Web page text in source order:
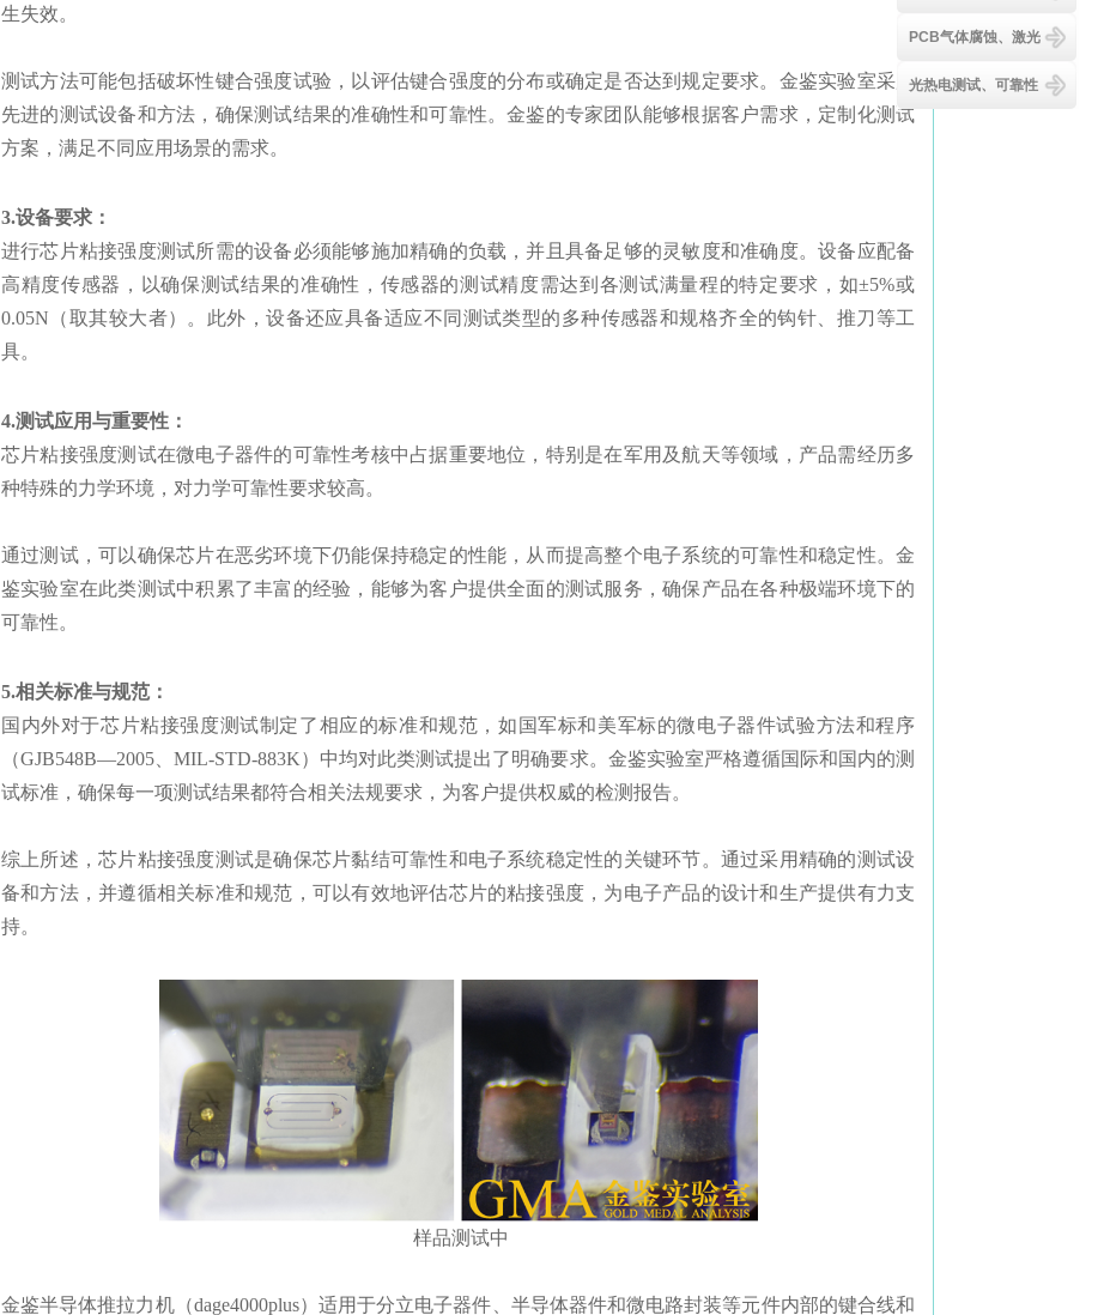
生失效。
测试方法可能包括破坏性键合强度试验，以评估键合强度的分布或确定是否达到规定要求。 金鉴实验室采用
先进的测试设备和方法，确保测试结果的准确性和可靠性。金鉴的专家团队能够根据客户需求，定制化测试
方案，满足不同应用场景的需求。
3.设备要求：
进行芯片粘接强度测试所需的设备必须能够施加精确的负载，并且具备足够的灵敏度和准确度。设备应配备
高精度传感器，以确保测试结果的准确性，传感器的测试精度需达到各测试满量程的特定要求，如±5%或
0.05N（取其较大者）。此外，设备还应具备适应不同测试类型的多种传感器和规格齐全的钩针、推刀等工
具。
4.测试应用与重要性：
芯片粘接强度测试在微电子器件的可靠性考核中占据重要地位，特别是在军用及航天等领域，产品需经历多
种特殊的力学环境，对力学可靠性要求较高。
通过测试，可以确保芯片在恶劣环境下仍能保持稳定的性能，从而提高整个电子系统的可靠性和稳定性。金
鉴实验室在此类测试中积累了丰富的经验，能够为客户提供全面的测试服务，确保产品在各种极端环境下的
可靠性。
5.相关标准与规范：
国内外对于芯片粘接强度测试制定了相应的标准和规范，如国军标和美军标的微电子器件试验方法和程序
（GJB548B—2005、MIL-STD-883K）中均对此类测试提出了明确要求。金鉴实验室严格遵循国际和国内的测
试标准，确保每一项测试结果都符合相关法规要求，为客户提供权威的检测报告。
综上所述，芯片粘接强度测试是确保芯片黏结可靠性和电子系统稳定性的关键环节。通过采用精确的测试设
备和方法，并遵循相关标准和规范，可以有效地评估芯片的粘接强度，为电子产品的设计和生产提供有力支
持。
样品测试中
金鉴半导体推拉力机（dage4000plus）适用于分立电子器件、半导体器件和微电路封装等元件内部的键合线和
PCB气体腐蚀、激光
光热电测试、可靠性